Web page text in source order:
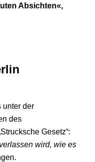
Absichten«,
unter der
des
Gesetz“:
wird, wie es